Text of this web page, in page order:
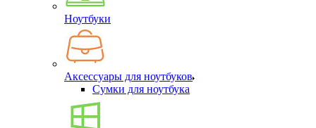
Ноутбуки
Аксессуары для ноутбуков
Сумки для ноутбука